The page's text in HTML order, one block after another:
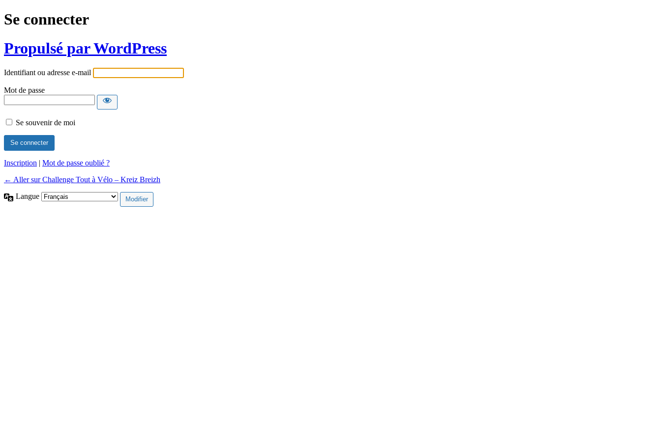
Se connecter
Propulsé par WordPress
Identifiant ou adresse e-mail
Mot de passe
Se souvenir de moi
Inscription | Mot de passe oublié ?
← Aller sur Challenge Tout à Vélo – Kreiz Breizh
Langue